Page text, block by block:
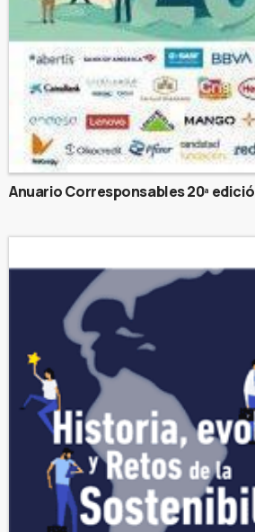
Anuario Corresponsables 20ª